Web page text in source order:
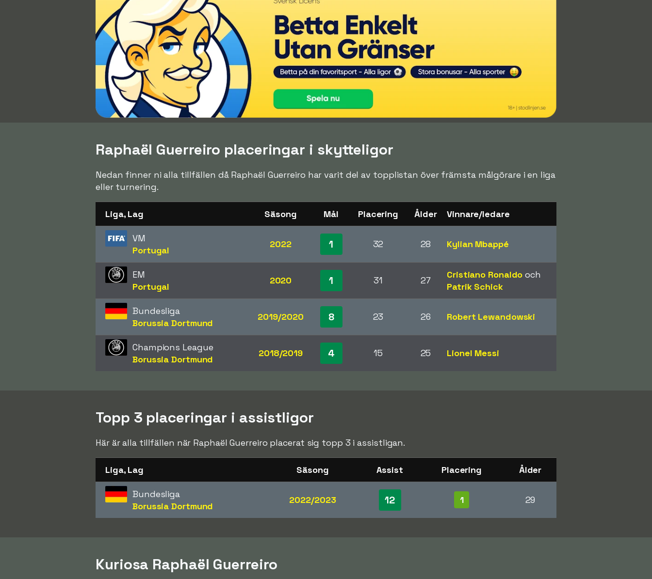
Raphaël Guerreiro placeringar i skytteligor
Nedan finner ni alla tillfällen då Raphaël Guerreiro har varit del av topplistan över främsta målgörare i en liga
eller turnering.
Liga, Lag Säsong Mål Placering Ålder Vinnare/ledare
VM
Portugal
2022 1 32 28 Kylian Mbappé
EM
Portugal
2020 1 31 27
Cristiano Ronaldo och
Patrik Schick
Bundesliga
Borussia Dortmund
2019/2020 8 23 26 Robert Lewandowski
Champions League
Borussia Dortmund
2018/2019 4 15 25 Lionel Messi
Topp 3 placeringar i assistligor
Här är alla tillfällen när Raphaël Guerreiro placerat sig topp 3 i assistligan.
Liga, Lag Säsong Assist Placering Ålder
Bundesliga
Borussia Dortmund
2022/2023 12 1 29
Kuriosa Raphaël Guerreiro